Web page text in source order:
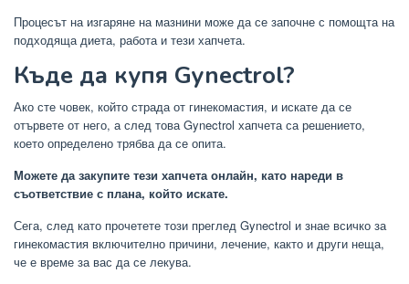
Процесът на изгаряне на мазнини може да се започне с помощта на
подходяща диета, работа и тези хапчета.
Къде да купя Gynectrol?
Ако сте човек, който страда от гинекомастия, и искате да се
отървете от него, а след това Gynectrol хапчета са решението,
което определено трябва да се опита.
Можете да закупите тези хапчета онлайн, като нареди в
съответствие с плана, който искате.
Сега, след като прочетете този преглед Gynectrol и знае всичко за
гинекомастия включително причини, лечение, както и други неща,
че е време за вас да се лекува.